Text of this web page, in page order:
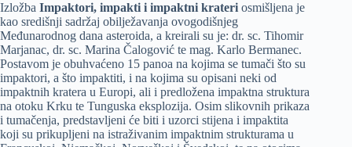
Izložba Impaktori, impakti i impaktni krateri osmišljena je
kao središnji sadržaj obilježavanja ovogodišnjeg
Međunarodnog dana asteroida, a kreirali su je: dr. sc. Tihomir
Marjanac, dr. sc. Marina Čalogović te mag. Karlo Bermanec.
Postavom je obuhvaćeno 15 panoa na kojima se tumači što su
impaktori, a što impaktiti, i na kojima su opisani neki od
impaktnih kratera u Europi, ali i predložena impaktna struktura
na otoku Krku te Tunguska eksplozija. Osim slikovnih prikaza
i tumačenja, predstavljeni će biti i uzorci stijena i impaktita
koji su prikupljeni na istraživanim impaktnim strukturama u